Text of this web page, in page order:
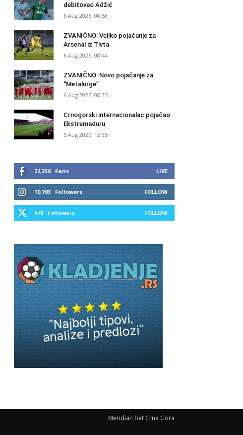
debitovao Adžić
6 Aug 2026. 08:58
ZVANIČNO: Veliko pojačanje za
Arsenal iz Tivta
6 Aug 2026. 08:44
ZVANIČNO: Novo pojačanje za
“Metalurge”
6 Aug 2026. 08:35
Crnogorski internacionalac pojačao
Ekstremaduru
5 Aug 2026. 12:35
22,356 Fans LIKE
10,703 Followers FOLLOW
678 Followers FOLLOW
Meridian bet Crna Gora